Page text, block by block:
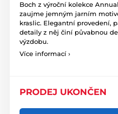
Boch z výroční kolekce
zaujme jemným jarním
kraslic. Elegantní provedení,
detaily z něj činí půvabnou
výzdobu.
Více informací ›
PRODEJ UKONČEN